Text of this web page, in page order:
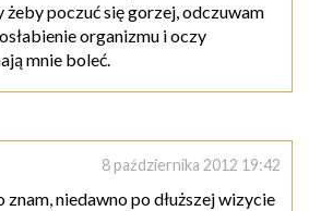
żeby poczuć się gorzej, odczuwam
organizmu i oczy
mnie boleć.
8 października 2012 19:42
znam, niedawno po dłuższej wizycie